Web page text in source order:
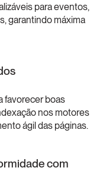
para eventos,
garantindo máxima
favorecer boas
nos motores
ágil das páginas.
com